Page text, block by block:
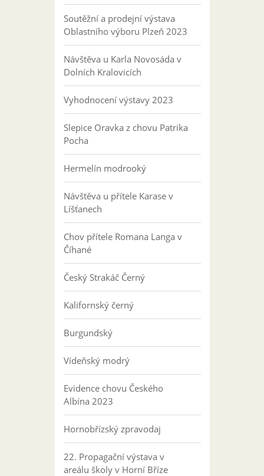
Soutěžní a prodejní výstava
Oblastního výboru Plzeň 2023
Návštěva u Karla Novosáda v
Dolních Kralovicích
Vyhodnocení výstavy 2023
Slepice Oravka z chovu Patrika
Pocha
Hermelín modrooký
Návštěva u přítele Karase v
Líšťanech
Chov přítele Romana Langa v
Číhané
Český Strakáč Černý
Kalifornský černý
Burgundský
Vídeňský modrý
Evidence chovu Českého
Albína 2023
Hornobřízský zpravodaj
22. Propagační výstava v
areálu školy v Horní Bříze